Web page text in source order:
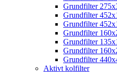
Grundfilter
Grundfilter
Grundfilter
Grundfilter
Grundfilter
Grundfilter
Grundfilter
Aktivt kolfilter